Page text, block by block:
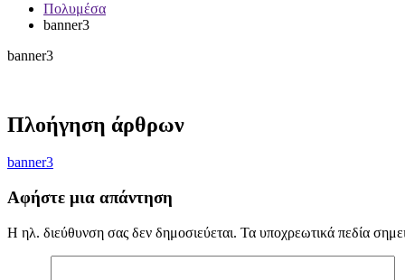
condition
Χανιά
–
Ανταλλακτικά
Υγραεριοκινηση
–
Βελτιώσεις
Διαγνωστικός
Έλεγχος
Οχήματος
Πολυμέσα
banner3
banner3
Πλοήγηση άρθρων
banner3
Αφήστε μια απάντηση
Η ηλ. διεύθυνση σας δεν δημοσιεύεται. Τα υποχρεωτικά πεδία